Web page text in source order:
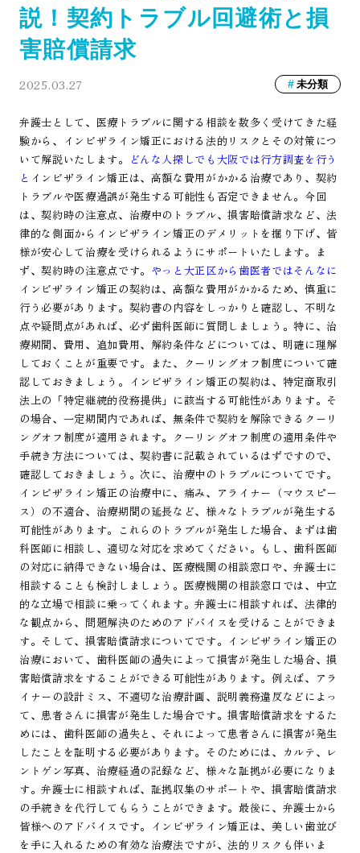
説！契約トラブル回避術と損
害賠償請求
2025.03.27 未分類
弁護士として、医療トラブルに関する相談を数多く受けてきた経
験から、インビザライン矯正における法的リスクとその対策につ
いて解説いたします。
どんな人探しでも大阪では行方調査を行う
と インビザライン矯正は、高額な費用がかかる治療であり、契約
トラブルや医療過誤が発生する可能性も否定できません。今回
は、契約時の注意点、治療中のトラブル、損害賠償請求など、法
律的な側面からインビザライン矯正のデメリットを掘り下げ、皆
様が安心して治療を受けられるようにサポートいたします。ま
ず、契約時の注意点です。 やっと大正区から歯医者ではそんなに
インビザライン矯正の契約は、高額な費用がかかるため、慎重に
行う必要があります。契約書の内容をしっかりと確認し、不明な
点や疑問点があれば、必ず歯科医師に質問しましょう。特に、治
療期間、費用、追加費用、解約条件などについては、明確に理解
しておくことが重要です。また、クーリングオフ制度について確
認しておきましょう。インビザライン矯正の契約は、特定商取引
法上の「特定継続的役務提供」に該当する可能性があります。そ
の場合、一定期間内であれば、無条件で契約を解除できるクーリ
ングオフ制度が適用されます。クーリングオフ制度の適用条件や
手続き方法については、契約書に記載されているはずですので、
確認しておきましょう。次に、治療中のトラブルについてです。
インビザライン矯正の治療中に、痛み、アライナー（マウスピー
ス）の不適合、治療期間の延長など、様々なトラブルが発生する
可能性があります。これらのトラブルが発生した場合、まずは歯
科医師に相談し、適切な対応を求めてください。もし、歯科医師
の対応に納得できない場合は、医療機関の相談窓口や、弁護士に
相談することも検討しましょう。医療機関の相談窓口では、中立
的な立場で相談に乗ってくれます。弁護士に相談すれば、法律的
な観点から、問題解決のためのアドバイスを受けることができま
す。そして、損害賠償請求についてです。インビザライン矯正の
治療において、歯科医師の過失によって損害が発生した場合、損
害賠償請求をすることができる可能性があります。例えば、アラ
イナーの設計ミス、不適切な治療計画、説明義務違反などによっ
て、患者さんに損害が発生した場合です。損害賠償請求をするた
めには、歯科医師の過失と、それによって患者さんに損害が発生
したことを証明する必要があります。そのためには、カルテ、レ
ントゲン写真、治療経過の記録など、様々な証拠が必要になりま
す。弁護士に相談すれば、証拠収集のサポートや、損害賠償請求
の手続きを代行してもらうことができます。最後に、弁護士から
皆様へのアドバイスです。インビザライン矯正は、美しい歯並び
を手に入れるための有効な治療法ですが、法的リスクも伴いま